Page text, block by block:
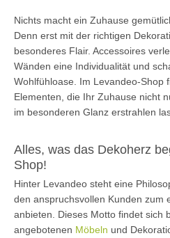
Nichts macht ein Zuhause
Denn erst mit der richtigen
besonderes Flair. Accessoires
Wänden eine Individualität und
Wohlfühloase. Im Levandeo-Shop
Elementen, die Ihr Zuhause nicht
im besonderen Glanz erstrahlen
Alles, was das Dekoherz
Shop!
Hinter Levandeo steht eine
den anspruchsvollen Kunden zum
anbieten. Dieses Motto findet sich
angebotenen Möbeln und